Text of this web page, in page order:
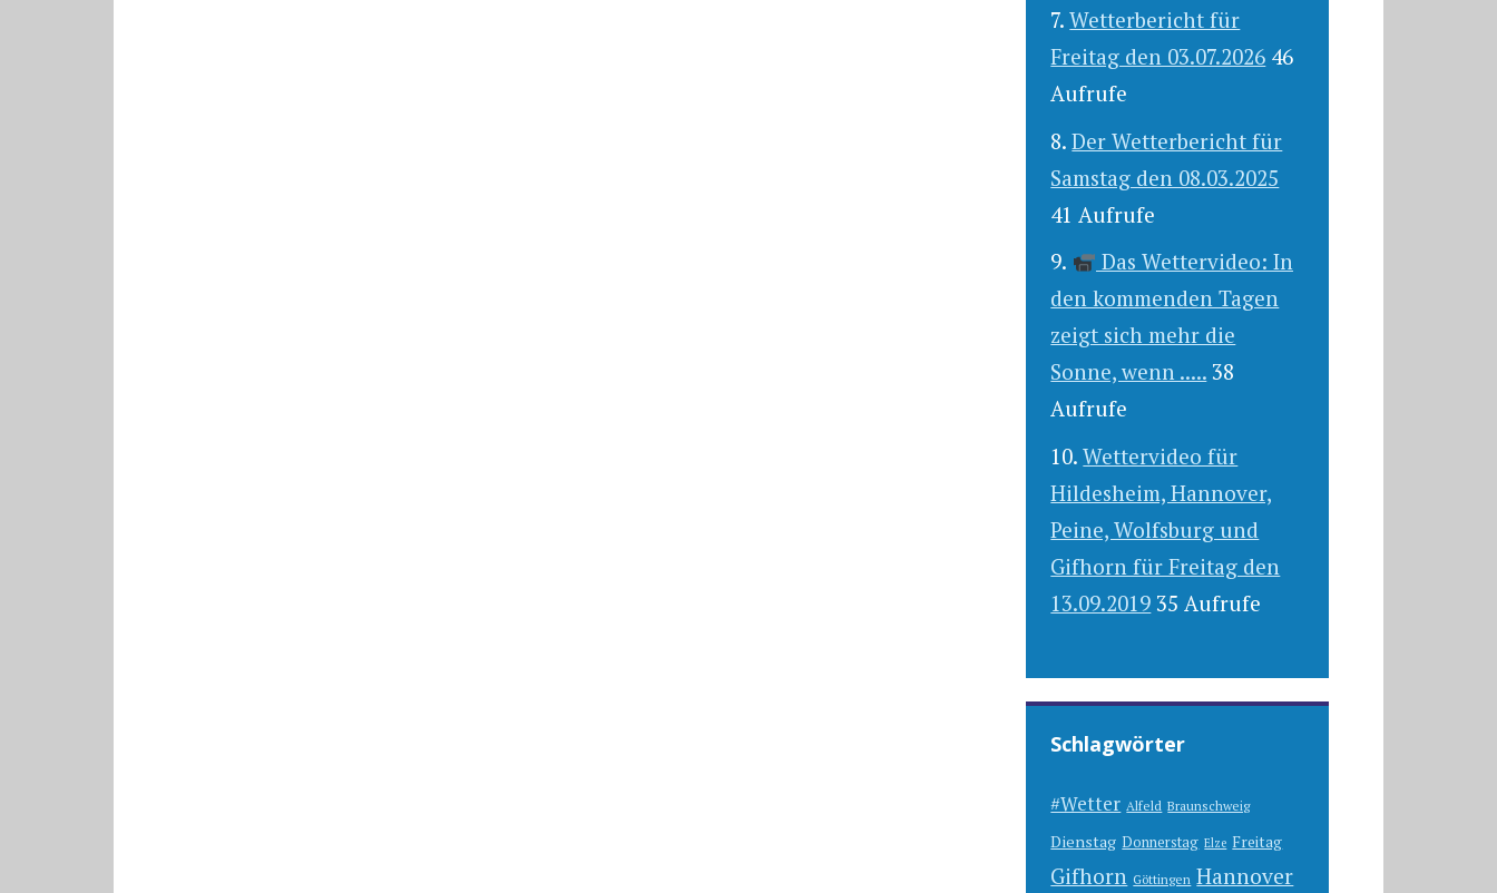
Wetterbericht für
Freitag den 03.07.2026 46
Aufrufe
Der Wetterbericht für
Samstag den 08.03.2025
41 Aufrufe
Das Wettervideo: In
den kommenden Tagen
zeigt sich mehr die
Sonne, wenn ..... 38
Aufrufe
Wettervideo für
Hildesheim, Hannover,
Peine, Wolfsburg und
Gifhorn für Freitag den
13.09.2019 35 Aufrufe
Schlagwörter
#Wetter Alfeld Braunschweig
Dienstag Donnerstag Elze Freitag
Gifhorn Göttingen Hannover